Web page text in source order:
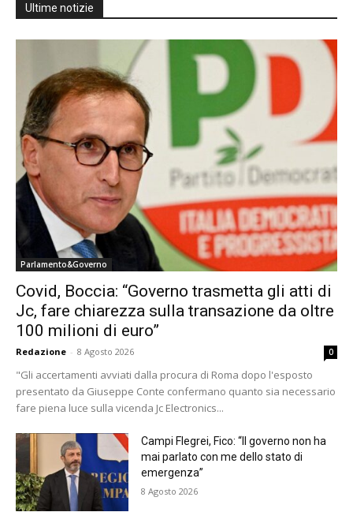
Ultime notizie
Parlamento&Governo
Covid, Boccia: “Governo trasmetta gli atti di
Jc, fare chiarezza sulla transazione da oltre
100 milioni di euro”
Redazione - 8 Agosto 2026 0
"Gli accertamenti avviati dalla procura di Roma dopo l'esposto
presentato da Giuseppe Conte confermano quanto sia necessario
fare piena luce sulla vicenda Jc Electronics...
Campi Flegrei, Fico: “Il governo non ha
mai parlato con me dello stato di
emergenza”
8 Agosto 2026